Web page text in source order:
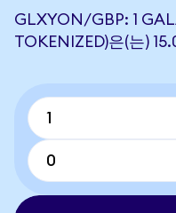
GLXYON/GBP: 1
TOKENIZED)은(는)